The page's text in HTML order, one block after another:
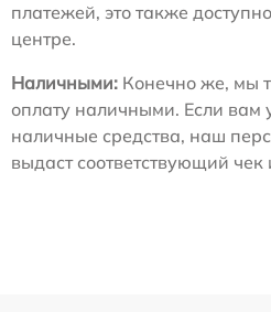
платежей, это также
центре.
Наличными: Конечно же, мы
оплату наличными. Если вам
наличные средства, наш
выдаст соответствующий